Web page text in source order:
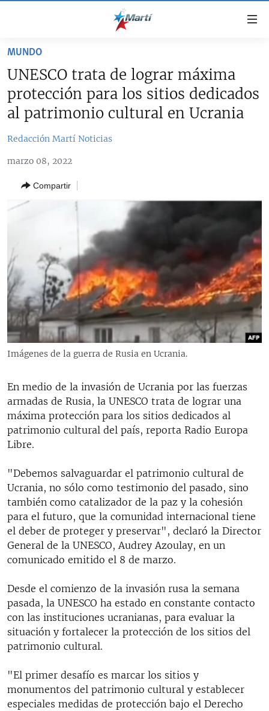
accesibilidad
contenido
principal
navegación
principalSOBRE CUBA
ESTADOS UNIDOS
DEPORTES
ARTE Y ENTRETENIMIENTO
AUDIOVISUALES MARTÍ
RADIO MARTÍ
ESPECIALES
ESPECIALES
LA REALIDAD DE LA VIVIENDA EN CUBA
KENTU-CUBANO
LOS SANTOS DE HIALEAH
DESINFORMACIÓN RUSA EN AMÉRICA LATINA
MULTIMEDIA
EDITORIALES
MUNDO
UNESCO trata de lograr máxima
protección para los sitios dedicados
al patrimonio cultural en Ucrania
Redacción Martí Noticias
marzo 08, 2022
Compartir
Imágenes de la guerra de Rusia en Ucrania.
En medio de la invasión de Ucrania por las fuerzas
armadas de Rusia, la UNESCO trata de lograr una
máxima protección para los sitios dedicados al
patrimonio cultural del país, reporta Radio Europa
Libre.
"Debemos salvaguardar el patrimonio cultural de
Ucrania, no sólo como testimonio del pasado, sino
también como catalizador de la paz y la cohesión
para el futuro, que la comunidad internacional tiene
el deber de proteger y preservar", declaró la Director
General de la UNESCO, Audrey Azoulay, en un
comunicado emitido el 8 de marzo.
Desde el comienzo de la invasión rusa la semana
pasada, la UNESCO ha estado en constante contacto
con las instituciones ucranianas, para evaluar la
situación y fortalecer la protección de los sitios del
patrimonio cultural.
"El primer desafío es marcar los sitios y
monumentos del patrimonio cultural y establecer
especiales medidas de protección bajo el Derecho